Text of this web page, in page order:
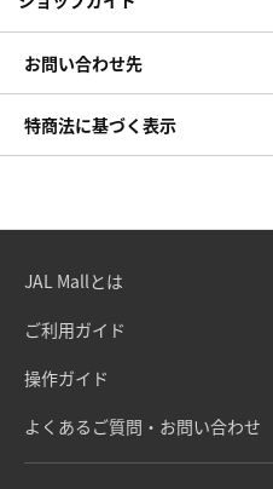
お問い合わせ先
特商法に基づく表示
JAL Mallとは
ご利用ガイド
操作ガイド
よくあるご質問・お問い合わせ